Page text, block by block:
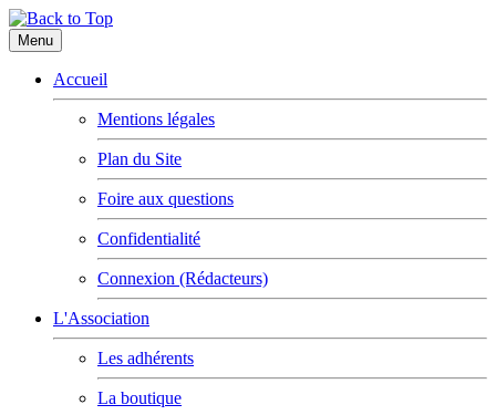
Menu
Accueil
Mentions légales
Plan du Site
Foire aux questions
Confidentialité
Connexion (Rédacteurs)
L'Association
Les adhérents
La boutique